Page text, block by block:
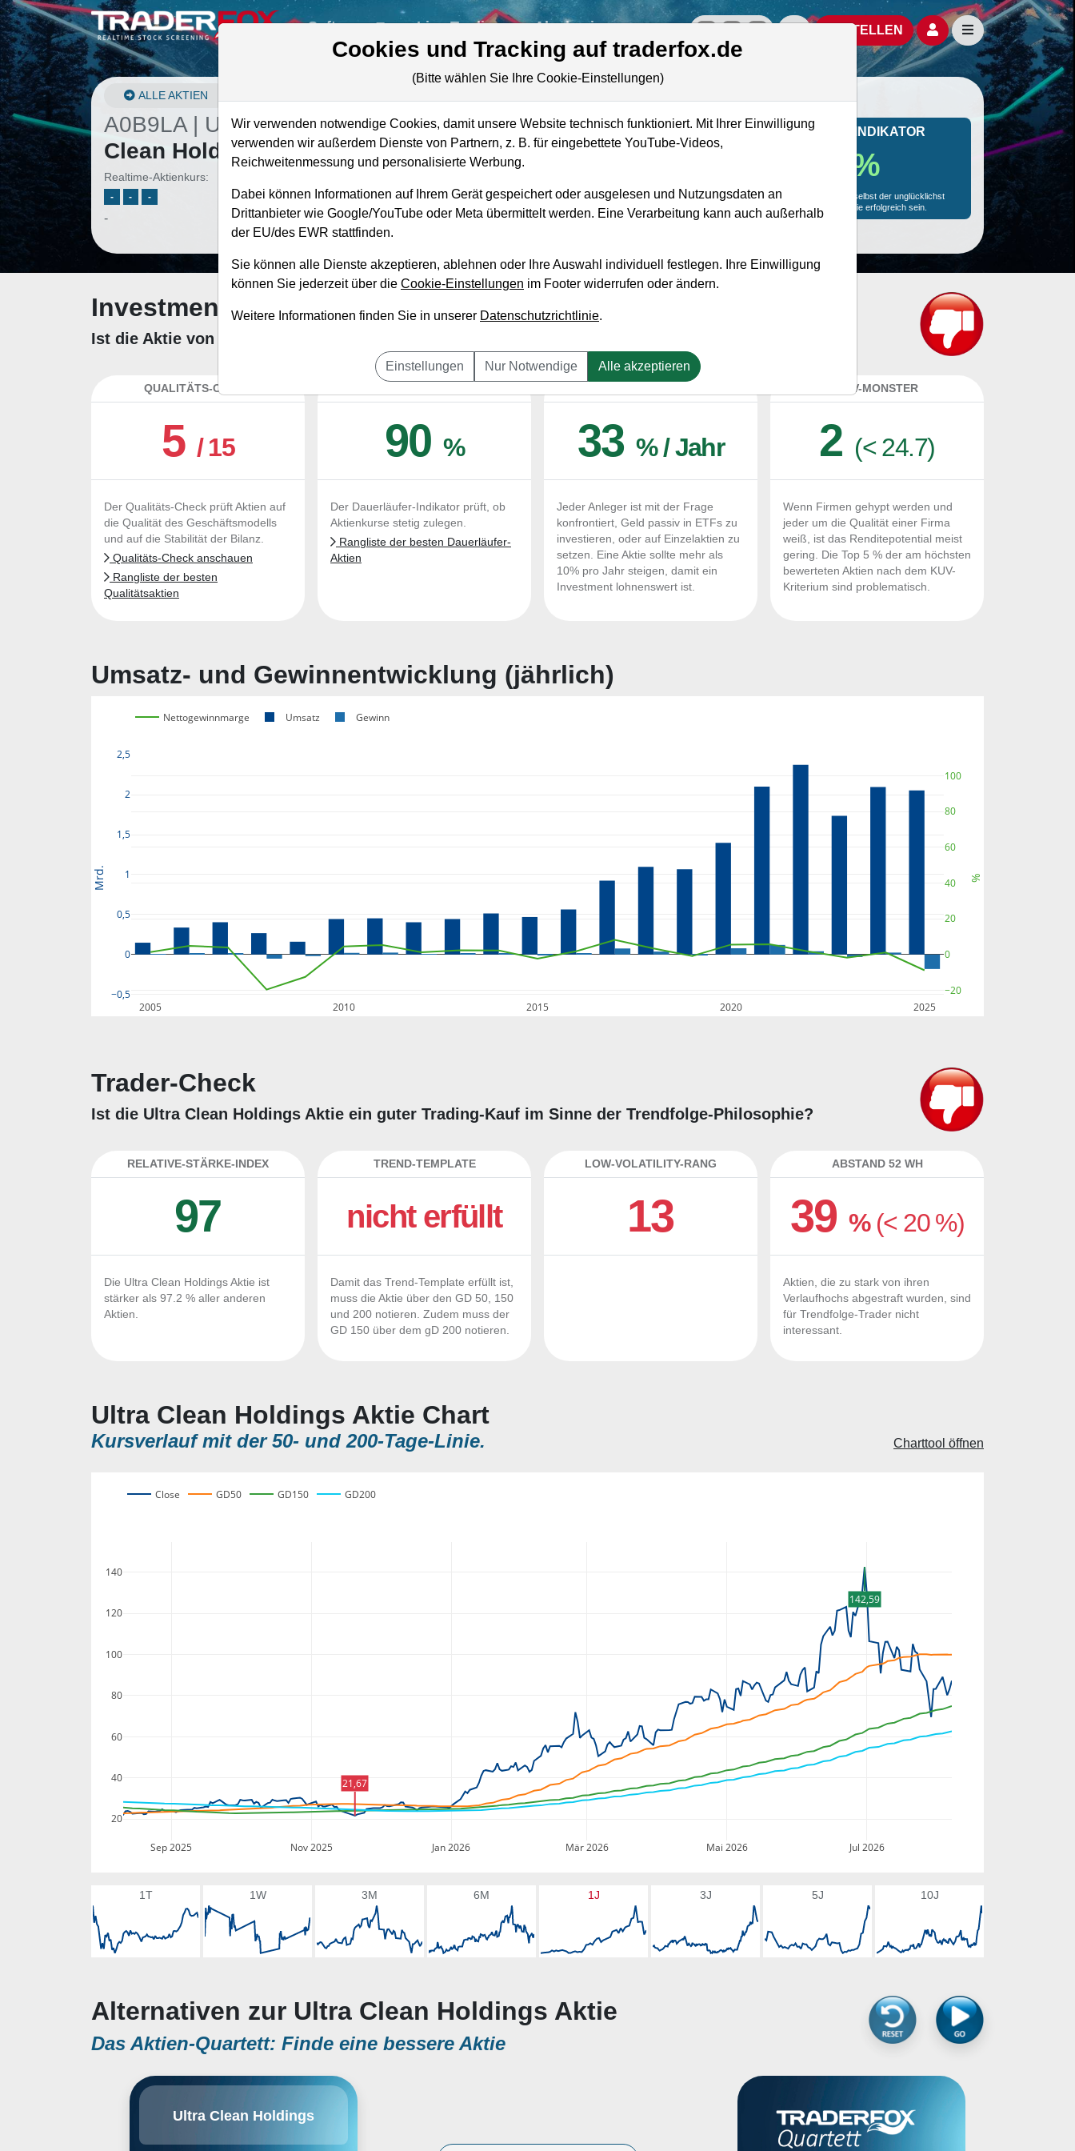
Software Live-Trading Akademie offizielle Social Media-AccountsAktien- und Artikelsuche öffnen
BESTELLEN Seitennavigation
ALLE AKTIEN
A0B9LA | UCTT–Ultra
Clean Holdings Aktie
Realtime-Aktienkurs:
- - -
-
Marktkapitalisierung 3,95 Mrd. USD
Unternehmenswert
Umsatz 2,05 Mrd. USD
MONKEY-TRADER INDIKATOR
89.3 %
Mit 89.3 % Wahrscheinlichkeit wird selbst der unglücklichst
agierende Trader mit dieser Aktie erfolgreich sein.
Investment-Check: Kaufempfehlung?
Ist die Aktie von Ultra Clean Holdings zum Kaufen und Liegenlassen geeignet?
QUALITÄTS-CHECK
5 / 15
Der Qualitäts-Check prüft Aktien auf
die Qualität des Geschäftsmodells
und auf die Stabilität der Bilanz.
Qualitäts-Check anschauen
Rangliste der besten
Qualitätsaktien
90 %
Der Dauerläufer-Indikator prüft, ob
Aktienkurse stetig zulegen.
Rangliste der besten Dauerläufer-
Aktien
33 % / Jahr
Jeder Anleger ist mit der Frage
konfrontiert, Geld passiv in ETFs zu
investieren, oder auf Einzelaktien zu
setzen. Eine Aktie sollte mehr als
10% pro Jahr steigen, damit ein
Investment lohnenswert ist.
KUV-MONSTER
2 (< 24.7)
Wenn Firmen gehypt werden und
jeder um die Qualität einer Firma
weiß, ist das Renditepotential meist
gering. Die Top 5 % der am höchsten
bewerteten Aktien nach dem KUV-
Kriterium sind problematisch.
Umsatz- und Gewinnentwicklung (jährlich)
2005 2010 2015 2020 2025
−0,5
0
0,5
1
1,5
2
2,5
−20
0
20
40
60
80
100
Nettogewinnmarge Umsatz Gewinn
Mrd. %
Trader-Check
Ist die Ultra Clean Holdings Aktie ein guter Trading-Kauf im Sinne der Trendfolge-Philosophie?
RELATIVE-STÄRKE-INDEX
97
Die Ultra Clean Holdings Aktie ist
stärker als 97.2 % aller anderen
Aktien.
TREND-TEMPLATE
nicht erfüllt
Damit das Trend-Template erfüllt ist,
muss die Aktie über den GD 50, 150
und 200 notieren. Zudem muss der
GD 150 über dem gD 200 notieren.
LOW-VOLATILITY-RANG
13
ABSTAND 52 WH
39% (< 20 %)
Aktien, die zu stark von ihren
Verlaufhochs abgestraft wurden, sind
für Trendfolge-Trader nicht
interessant.
Ultra Clean Holdings Aktie Chart
Kursverlauf mit der 50- und 200-Tage-Linie. Charttool öffnen
Sep 2025 Nov 2025 Jan 2026 Mär 2026 Mai 2026 Jul 2026
20
40
60
80
100
120
140
Close GD50 GD150 GD200
142,59
21,67
1T 1W 3M 6M 1J 3J 5J 10J
Alternativen zur Ultra Clean Holdings Aktie
Das Aktien-Quartett: Finde eine bessere Aktie
Ultra Clean Holdings
in the development and supplying
components and parts, and ultra-
Cookies und Tracking auf traderfox.de
(Bitte wählen Sie Ihre Cookie-Einstellungen)
Wir verwenden notwendige Cookies, damit unsere Website technisch funktioniert. Mit Ihrer Einwilligung
verwenden wir außerdem Dienste von Partnern, z. B. für eingebettete YouTube-Videos,
Reichweitenmessung und personalisierte Werbung.
Dabei können Informationen auf Ihrem Gerät gespeichert oder ausgelesen und Nutzungsdaten an
Drittanbieter wie Google/YouTube oder Meta übermittelt werden. Eine Verarbeitung kann auch außerhalb
der EU/des EWR stattfinden.
Sie können alle Dienste akzeptieren, ablehnen oder Ihre Auswahl individuell festlegen. Ihre Einwilligung
können Sie jederzeit über die Cookie-Einstellungen im Footer widerrufen oder ändern.
Weitere Informationen finden Sie in unserer Datenschutzrichtlinie.
Einstellungen Nur Notwendige Alle akzeptieren